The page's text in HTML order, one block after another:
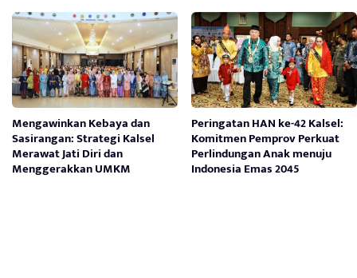
Mengawinkan Kebaya dan
Sasirangan: Strategi Kalsel
Merawat Jati Diri dan
Menggerakkan UMKM
Peringatan HAN ke-42 Kalsel:
Komitmen Pemprov Perkuat
Perlindungan Anak menuju
Indonesia Emas 2045